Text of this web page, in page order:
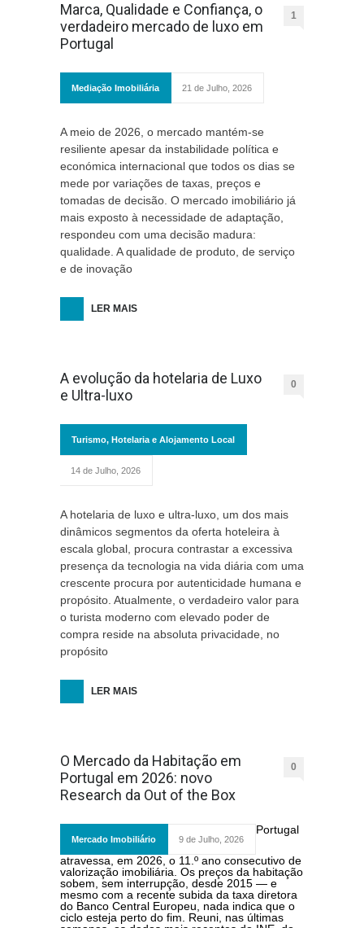
Marca, Qualidade e Confiança, o
verdadeiro mercado de luxo em
Portugal
1
Mediação Imobiliária 21 de Julho, 2026
A meio de 2026, o mercado mantém-se
resiliente apesar da instabilidade política e
económica internacional que todos os dias se
mede por variações de taxas, preços e
tomadas de decisão. O mercado imobiliário já
mais exposto à necessidade de adaptação,
respondeu com uma decisão madura:
qualidade. A qualidade de produto, de serviço
e de inovação
LER MAIS
A evolução da hotelaria de Luxo
e Ultra-luxo
0
Turismo, Hotelaria e Alojamento Local
14 de Julho, 2026
A hotelaria de luxo e ultra-luxo, um dos mais
dinâmicos segmentos da oferta hoteleira à
escala global, procura contrastar a excessiva
presença da tecnologia na vida diária com uma
crescente procura por autenticidade humana e
propósito. Atualmente, o verdadeiro valor para
o turista moderno com elevado poder de
compra reside na absoluta privacidade, no
propósito
LER MAIS
O Mercado da Habitação em
Portugal em 2026: novo
Research da Out of the Box
0
Mercado Imobiliário 9 de Julho, 2026
Portugal
atravessa, em 2026, o 11.º ano consecutivo de
valorização imobiliária. Os preços da habitação
sobem, sem interrupção, desde 2015 — e
mesmo com a recente subida da taxa diretora
do Banco Central Europeu, nada indica que o
ciclo esteja perto do fim. Reuni, nas últimas